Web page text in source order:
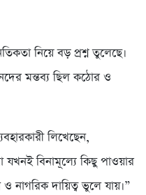
নিয়ে বড় প্রশ্ন তুলেছে।
মন্তব্য ছিল কঠোর ও
লিখেছেন,
যখনই বিনামূল্যে কিছু পাওয়ার
দায়িত্ব ভুলে যায়।”